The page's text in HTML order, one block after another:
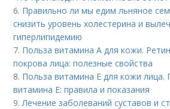
6. Правильно ли мы едим льняное
снизить уровень холестерина и
гиперлипидемию
7. Польза витамина А для кожи.
покрова лица: полезные свойства
8. Польза витамина Е для кожи лица.
витамина E: правила и показания
9.Лечение заболеваний суставов и